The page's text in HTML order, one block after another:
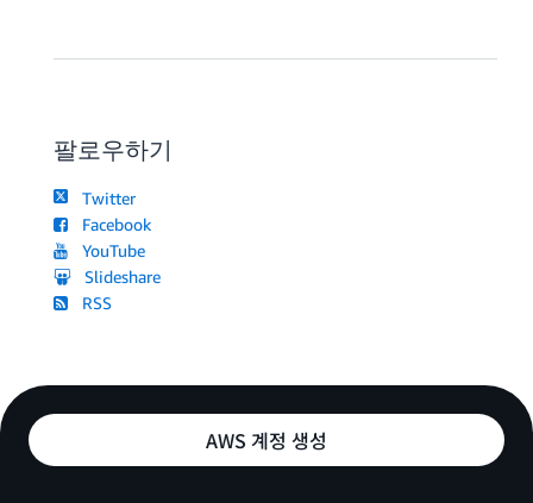
팔로우하기
Twitter
Facebook
YouTube
Slideshare
RSS
AWS 계정 생성